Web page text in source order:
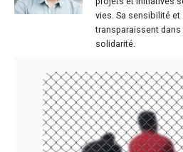
vies. Sa sensibilité
transparaissent
solidarité.